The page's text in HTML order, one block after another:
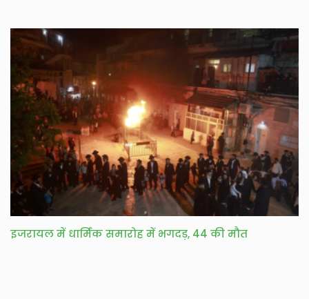
इजरायल में धार्मिक समारोह में भगदड़, 44 की मौत